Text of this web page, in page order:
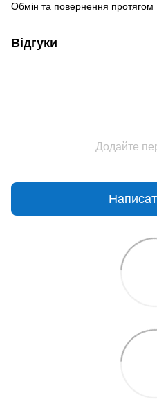
Обмін та повернення протягом
Відгуки
Додайте